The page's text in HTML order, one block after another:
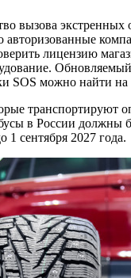
вызова
авторизованные
лицензию
SOS можно найти на
транспортируют
в России должны
1 сентября 2027 года.